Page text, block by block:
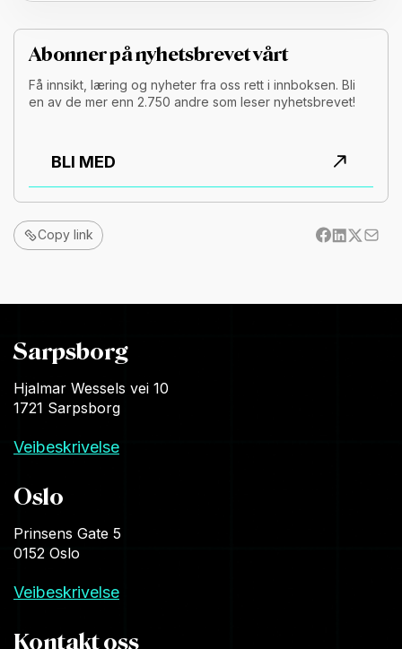
Abonner på nyhetsbrevet vårt
Få innsikt, læring og nyheter fra oss rett i innboksen. Bli
en av de mer enn 2.750 andre som leser nyhetsbrevet!
BLI MED
Copy link
Sarpsborg
Hjalmar Wessels vei 10
1721 Sarpsborg
Veibeskrivelse
Oslo
Prinsens Gate 5
0152 Oslo
Veibeskrivelse
Kontakt oss